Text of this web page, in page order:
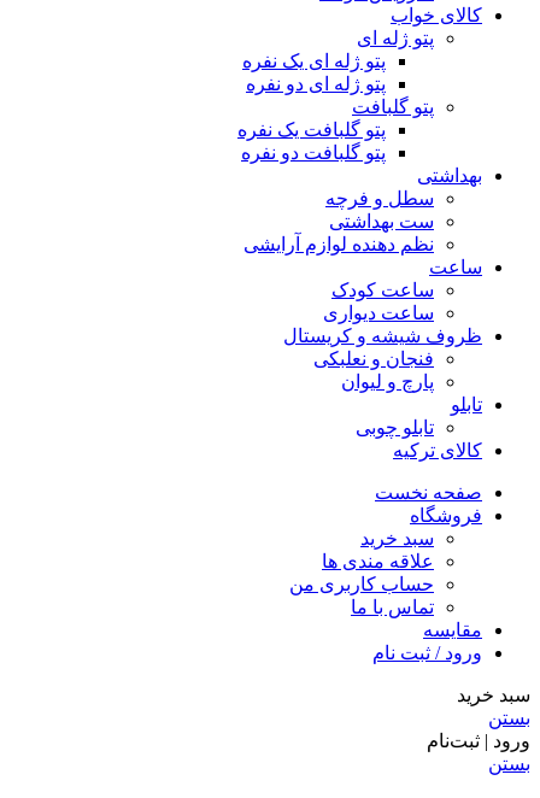
کالای خواب
پتو ژله ای
پتو ژله ای یک نفره
پتو ژله ای دو نفره
پتو گلبافت
پتو گلبافت یک نفره
پتو گلبافت دو نفره
بهداشتی
سطل و فرچه
ست بهداشتی
نظم دهنده لوازم آرایشی
ساعت
ساعت کودک
ساعت دیواری
ظروف شیشه و کریستال
فنجان و نعلبکی
پارچ و لیوان
تابلو
تابلو چوبی
کالای ترکیه
صفحه نخست
فروشگاه
سبد خرید
علاقه مندی ها
حساب کاربری من
تماس با ما
مقایسه
ورود / ثبت نام
سبد خرید
بستن
ورود | ثبت‌نام
بستن